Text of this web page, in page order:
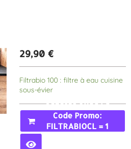
29,90 €
Filtrabio 100 : filtre à eau cuisine
sous-évier
Acheter Avec Le
Code Promo:
FILTRABIOCL = 1